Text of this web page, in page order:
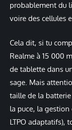
probablement du
voire des cellules
Cela dit, si tu
Realme à 15 000
de tablette dans
sage. Mais
taille de la
la puce, la gestion
LTPO adaptatifs),